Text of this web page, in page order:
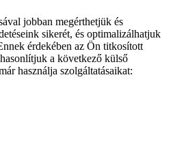
jobban megérthetjük és
sikerét, és optimalizálhatjuk
érdekében az Ön titkosított
a következő külső
használja szolgáltatásaikat: